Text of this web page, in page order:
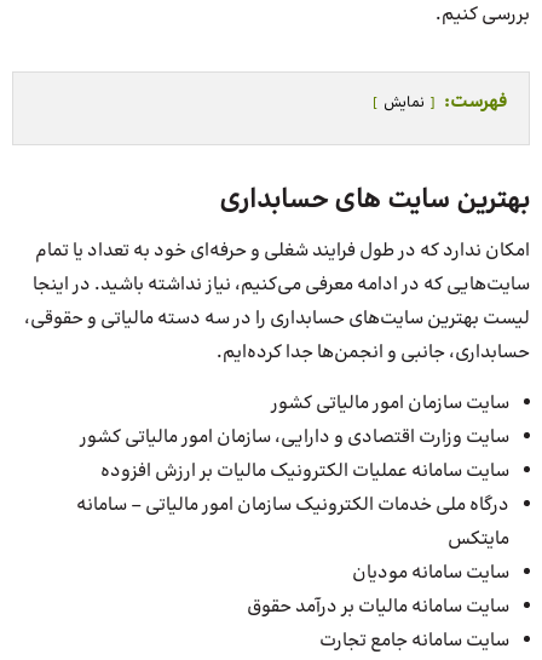
بررسی کنیم.
فهرست: نمایش
بهترین سایت های حسابداری
امکان ندارد که در طول فرایند شغلی و حرفه‌ای خود به تعداد یا تمام
سایت‌هایی که در ادامه معرفی می‌کنیم، نیاز نداشته باشید. در اینجا
لیست بهترین سایت‌های حسابداری را در سه دسته مالیاتی و حقوقی،
حسابداری، جانبی و انجمن‌ها جدا کرده‌ایم.
سایت سازمان امور مالیاتی کشور
سایت وزارت اقتصادی و دارایی، سازمان امور مالیاتی کشور
سایت سامانه عملیات الکترونیک مالیات بر ارزش افزوده
درگاه ملی خدمات الکترونیک سازمان امور مالیاتی – سامانه
مایتکس
سایت سامانه مودیان
سایت سامانه مالیات بر درآمد حقوق
سایت سامانه جامع تجارت